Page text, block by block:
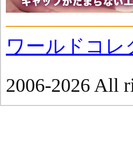
ワールドコ
2006-2026 All